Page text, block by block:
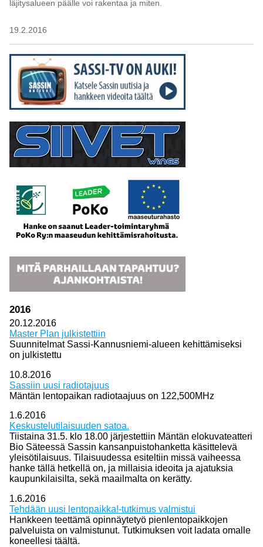
läjitysalueen päälle voi rakentaa ja miten.
19.2.2016
2016
20.12.2016
Master Plan julkistettiin
Suunnitelmat Sassi-Kannusniemi-alueen kehittämiseksi
on julkistettu
10.8.2016
Sassiin uusi radiotajuus
Mäntän lentopaikan radiotaajuus on 122,500MHz
1.6.2016
Keskustelutilaisuuden satoa.
Tiistaina 31.5. klo 18.00 järjestettiin Mäntän elokuvateatteri
Bio Säteessä Sassin kansanpuistohanketta käsittelevä
yleisötilaisuus. Tilaisuudessa esiteltiin missä vaiheessa
hanke tällä hetkellä on, ja millaisia ideoita ja ajatuksia
kaupunkilaisilta, sekä maailmalta on kerätty.
1.6.2016
Tehdään uusi lentopaikka!-tutkimus valmistui
Hankkeen teettämä opinnäytetyö pienlentopaikkojen
palveluista on valmistunut. Tutkimuksen voit ladata omalle
koneellesi täältä.